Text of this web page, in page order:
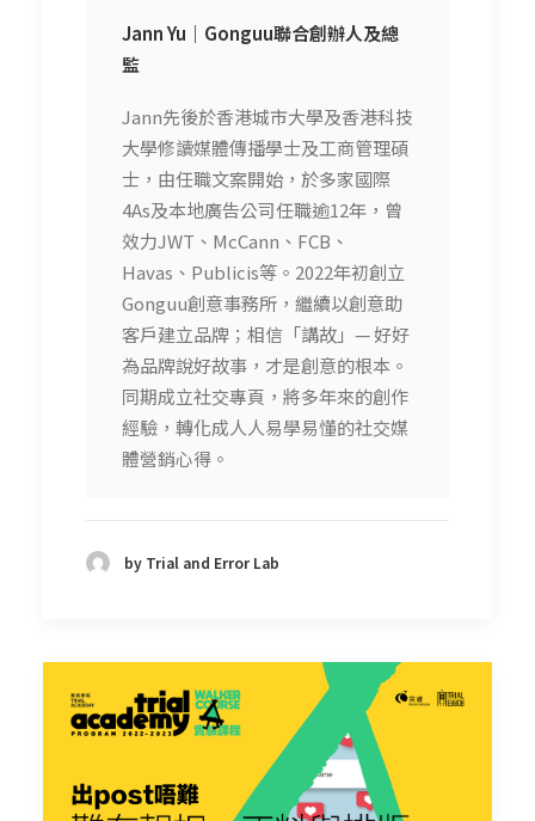
Jann Yu｜Gonguu聯合創辦人及總
監
Jann先後於香港城市大學及香港科技
大學修讀媒體傳播學士及工商管理碩
士，由任職文案開始，於多家國際
4As及本地廣告公司任職逾12年，曾
效力JWT、McCann、FCB、
Havas、Publicis等。2022年初創立
Gonguu創意事務所，繼續以創意助
客戶建立品牌；相信「講故」— 好好
為品牌說好故事，才是創意的根本。
同期成立社交專頁，將多年來的創作
經驗，轉化成人人易學易懂的社交媒
體營銷心得。
by Trial and Error Lab